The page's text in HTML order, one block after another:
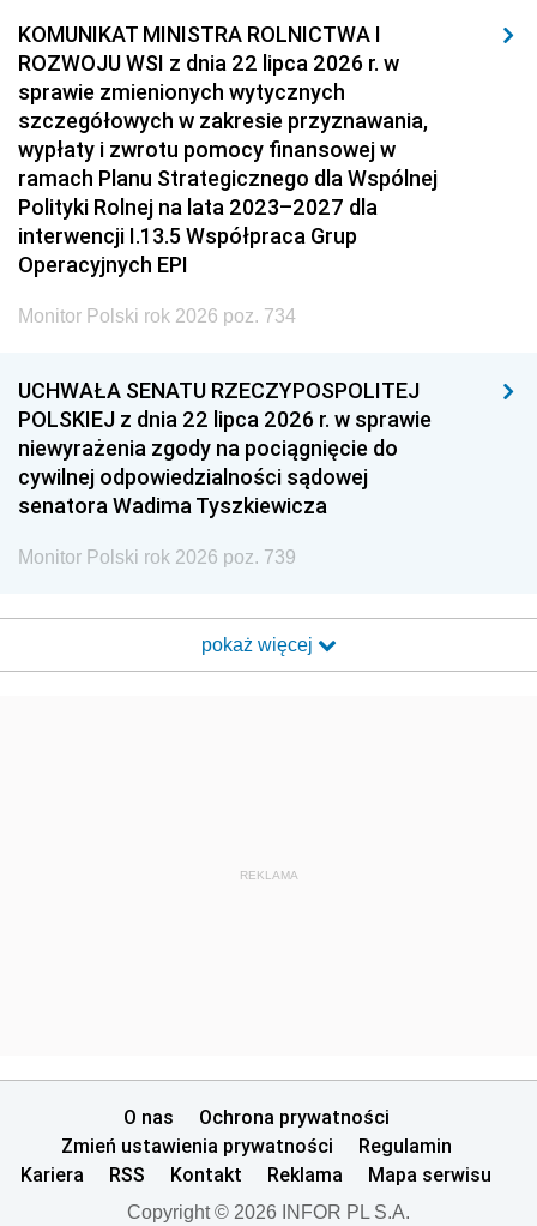
KOMUNIKAT MINISTRA ROLNICTWA I
ROZWOJU WSI z dnia 22 lipca 2026 r. w
sprawie zmienionych wytycznych
szczegółowych w zakresie przyznawania,
wypłaty i zwrotu pomocy finansowej w
ramach Planu Strategicznego dla Wspólnej
Polityki Rolnej na lata 2023–2027 dla
interwencji I.13.5 Współpraca Grup
Operacyjnych EPI
Monitor Polski rok 2026 poz. 734
UCHWAŁA SENATU RZECZYPOSPOLITEJ
POLSKIEJ z dnia 22 lipca 2026 r. w sprawie
niewyrażenia zgody na pociągnięcie do
cywilnej odpowiedzialności sądowej
senatora Wadima Tyszkiewicza
Monitor Polski rok 2026 poz. 739
pokaż więcej
REKLAMA
O nas
Ochrona prywatności
Zmień ustawienia prywatności
Regulamin
Kariera
RSS Kontakt Reklama Mapa serwisu
Copyright © 2026 INFOR PL S.A.